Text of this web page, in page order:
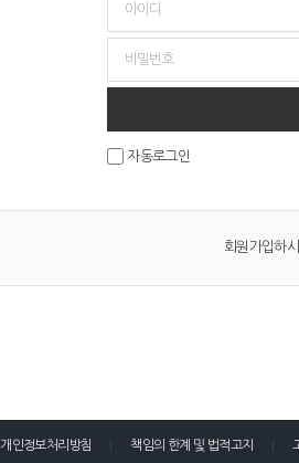
자동로그인
회원가입하
개인정보처리방침 책임의 한계 및 법적고지